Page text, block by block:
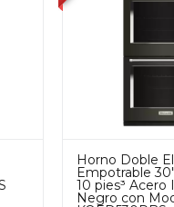
Horno Combo 27"
Convección Acero
Inoxidable KOEC727SPS
KitchenAid